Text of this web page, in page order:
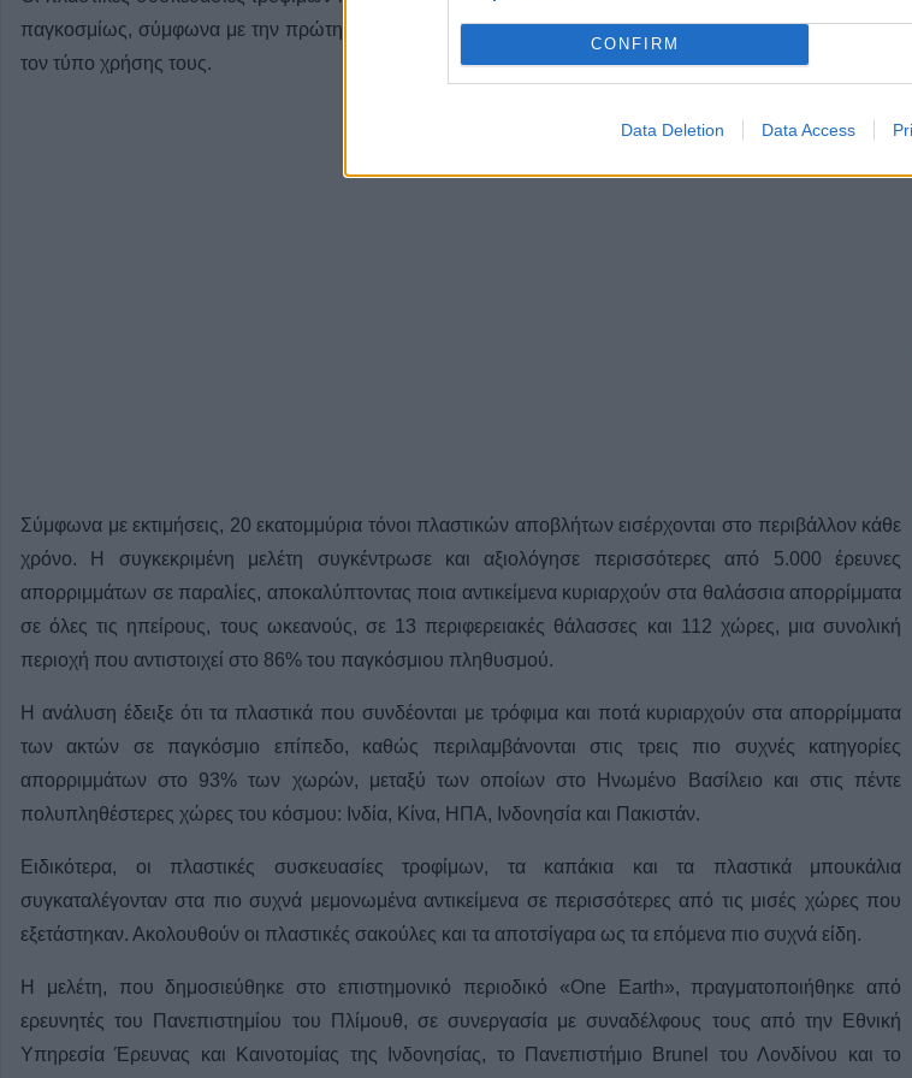
CONFIRM
Data Deletion Data Access
παγκοσμίως, σύμφωνα με την πρώτη παγκόσμια επισκόπηση των θαλάσσιων απορριμμάτων με βάση
τον τύπο χρήσης τους.
Σύμφωνα με εκτιμήσεις, 20 εκατομμύρια τόνοι πλαστικών αποβλήτων εισέρχονται στο περιβάλλον κάθε
χρόνο. Η συγκεκριμένη μελέτη συγκέντρωσε και αξιολόγησε περισσότερες από 5.000 έρευνες
απορριμμάτων σε παραλίες, αποκαλύπτοντας ποια αντικείμενα κυριαρχούν στα θαλάσσια απορρίμματα
σε όλες τις ηπείρους, τους ωκεανούς, σε 13 περιφερειακές θάλασσες και 112 χώρες, μια συνολική
περιοχή που αντιστοιχεί στο 86% του παγκόσμιου πληθυσμού.
Η ανάλυση έδειξε ότι τα πλαστικά που συνδέονται με τρόφιμα και ποτά κυριαρχούν στα απορρίμματα
των ακτών σε παγκόσμιο επίπεδο, καθώς περιλαμβάνονται στις τρεις πιο συχνές κατηγορίες
απορριμμάτων στο 93% των χωρών, μεταξύ των οποίων στο Ηνωμένο Βασίλειο και στις πέντε
πολυπληθέστερες χώρες του κόσμου: Ινδία, Κίνα, ΗΠΑ, Ινδονησία και Πακιστάν.
Ειδικότερα, οι πλαστικές συσκευασίες τροφίμων, τα καπάκια και τα πλαστικά μπουκάλια
συγκαταλέγονταν στα πιο συχνά μεμονωμένα αντικείμενα σε περισσότερες από τις μισές χώρες που
εξετάστηκαν. Ακολουθούν οι πλαστικές σακούλες και τα αποτσίγαρα ως τα επόμενα πιο συχνά είδη.
Η μελέτη, που δημοσιεύθηκε στο επιστημονικό περιοδικό «One Earth», πραγματοποιήθηκε από
ερευνητές του Πανεπιστημίου του Πλίμουθ, σε συνεργασία με συναδέλφους τους από την Εθνική
Υπηρεσία Έρευνας και Καινοτομίας της Ινδονησίας, το Πανεπιστήμιο Brunel του Λονδίνου και το